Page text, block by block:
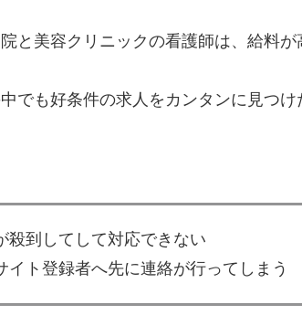
と美容クリニックの看護師は、給料が
中でも好条件の求人をカンタンに見つ
殺到してして対応できない
イト登録者へ先に連絡が行ってしまう